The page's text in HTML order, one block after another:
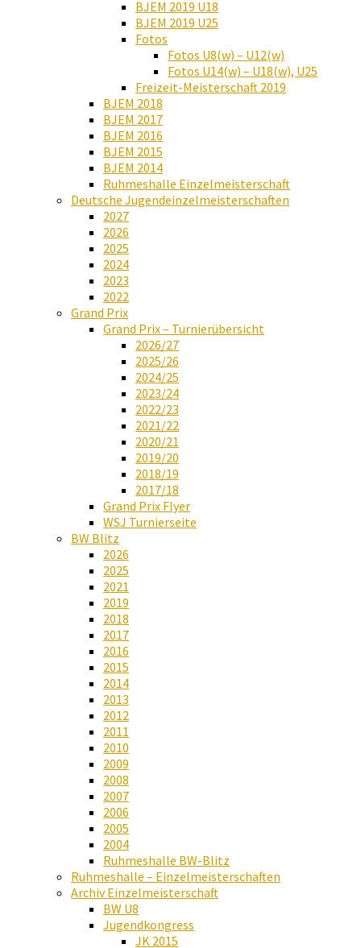
BJEM 2019 U18
BJEM 2019 U25
Fotos
Fotos U8(w) – U12(w)
Fotos U14(w) – U18(w), U25
Freizeit-Meisterschaft 2019
BJEM 2018
BJEM 2017
BJEM 2016
BJEM 2015
BJEM 2014
Ruhmeshalle Einzelmeisterschaft
Deutsche Jugendeinzelmeisterschaften
2027
2026
2025
2024
2023
2022
Grand Prix
Grand Prix – Turnierübersicht
2026/27
2025/26
2024/25
2023/24
2022/23
2021/22
2020/21
2019/20
2018/19
2017/18
Grand Prix Flyer
WSJ Turnierseite
BW Blitz
2026
2025
2021
2019
2018
2017
2016
2015
2014
2013
2012
2011
2010
2009
2008
2007
2006
2005
2004
Ruhmeshalle BW-Blitz
Ruhmeshalle – Einzelmeisterschaften
Archiv Einzelmeisterschaft
BW U8
Jugendkongress
JK 2015